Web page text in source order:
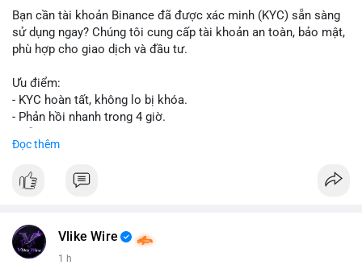
Bạn cần tài khoản Binance đã được xác minh (KYC) sẵn sàng
sử dụng ngay? Chúng tôi cung cấp tài khoản an toàn, bảo mật,
phù hợp cho giao dịch và đầu tư.
Ưu điểm:
- KYC hoàn tất, không lo bị khóa.
- Phản hồi nhanh trong 4 giờ.
📞 WhatsApp: +1 660 215-8938
Đọc thêm
Vlike Wire
1 h